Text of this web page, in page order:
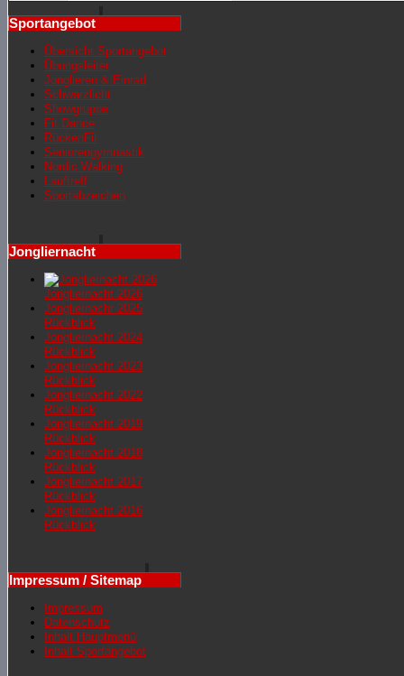
Sportangebot
Übersicht Sportangebot
Übungsleiter
Jonglieren & Einrad
Schwarzlicht
Showgruppe
Fit Dance
RückenFit
Seniorengymnastik
Nordic Walking
Lauftreff
Sportabzeichen
Jongliernacht
Jongliernacht 2026
Jongliernachr 2025
Rückblick
Jongliernacht 2024
Rückblick
Jongliernacht 2023
Rückblick
Jongliernacht 2022
Rückblick
Jongliernacht 2019
Rückblick
Jongliernacht 2018
Rückblick
Jongliernacht 2017
Rückblick
Jongliernacht 2016
Rückblick
Impressum / Sitemap
Impressum
Datenschutz
Inhalt Hauptmenü
Inhalt Sportangebot